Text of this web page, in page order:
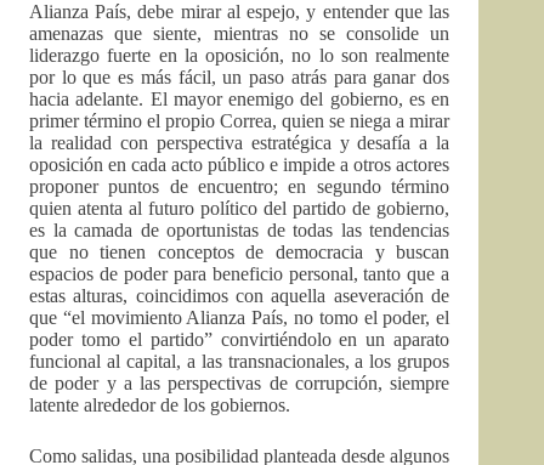
Alianza País, debe mirar al espejo, y entender que las
amenazas que siente, mientras no se consolide un
liderazgo fuerte en la oposición, no lo son realmente
por lo que es más fácil, un paso atrás para ganar dos
hacia adelante. El mayor enemigo del gobierno, es en
primer término el propio Correa, quien se niega a mirar
la realidad con perspectiva estratégica y desafía a la
oposición en cada acto público e impide a otros actores
proponer puntos de encuentro; en segundo término
quien atenta al futuro político del partido de gobierno,
es la camada de oportunistas de todas las tendencias
que no tienen conceptos de democracia y buscan
espacios de poder para beneficio personal, tanto que a
estas alturas, coincidimos con aquella aseveración de
que “el movimiento Alianza País, no tomo el poder, el
poder tomo el partido” convirtiéndolo en un aparato
funcional al capital, a las transnacionales, a los grupos
de poder y a las perspectivas de corrupción, siempre
latente alrededor de los gobiernos.
Como salidas, una posibilidad planteada desde algunos